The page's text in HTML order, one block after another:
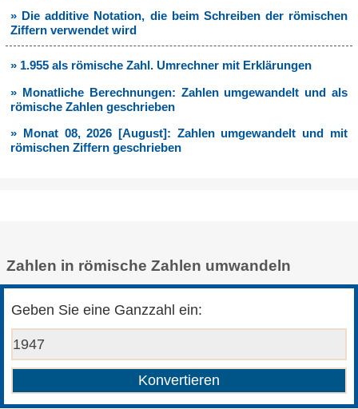
» Die additive Notation, die beim Schreiben der römischen
Ziffern verwendet wird
» 1.955 als römische Zahl. Umrechner mit Erklärungen
» Monatliche Berechnungen: Zahlen umgewandelt und als
römische Zahlen geschrieben
» Monat 08, 2026 [August]: Zahlen umgewandelt und mit
römischen Ziffern geschrieben
Zahlen in römische Zahlen umwandeln
Geben Sie eine Ganzzahl ein: